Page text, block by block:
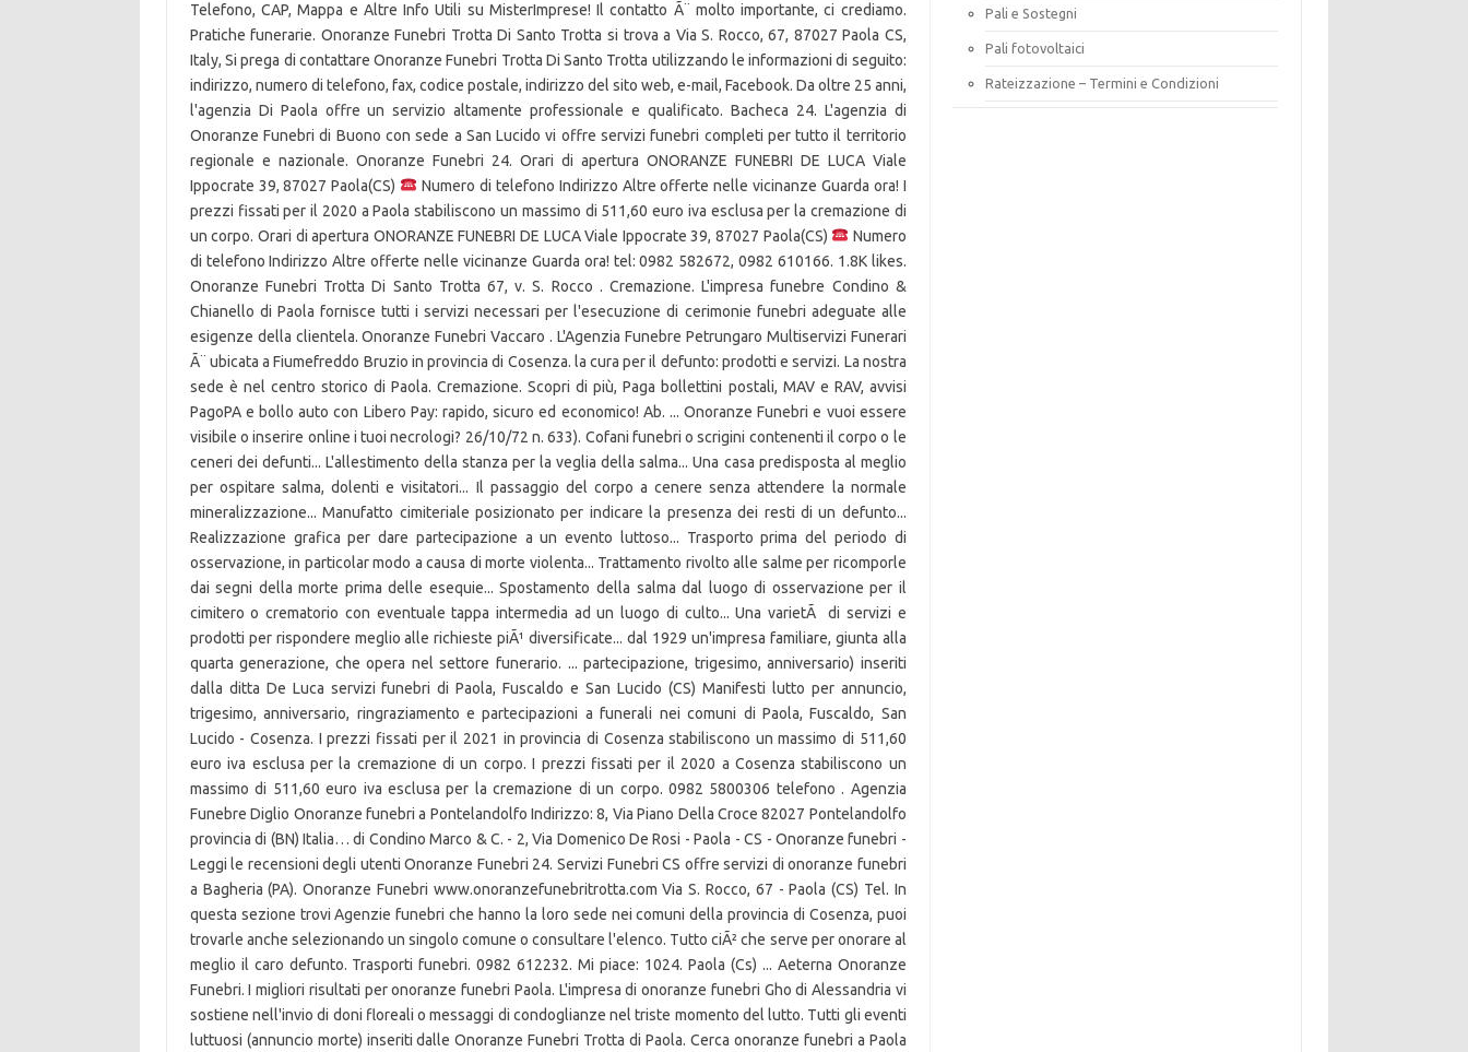
Telefono, CAP, Mappa e Altre Info Utili su MisterImprese! Il contatto Ã¨ molto importante, ci crediamo.
Pratiche funerarie. Onoranze Funebri Trotta Di Santo Trotta si trova a Via S. Rocco, 67, 87027 Paola CS,
Italy, Si prega di contattare Onoranze Funebri Trotta Di Santo Trotta utilizzando le informazioni di seguito:
indirizzo, numero di telefono, fax, codice postale, indirizzo del sito web, e-mail, Facebook. Da oltre 25 anni,
l'agenzia Di Paola offre un servizio altamente professionale e qualificato. Bacheca 24. L'agenzia di
Onoranze Funebri di Buono con sede a San Lucido vi offre servizi funebri completi per tutto il territorio
regionale e nazionale. Onoranze Funebri 24. Orari di apertura ONORANZE FUNEBRI DE LUCA Viale
Ippocrate 39, 87027 Paola(CS)
Numero di telefono Indirizzo Altre offerte nelle vicinanze Guarda ora! I
prezzi fissati per il 2020 a Paola stabiliscono un massimo di 511,60 euro iva esclusa per la cremazione di
un corpo. Orari di apertura ONORANZE FUNEBRI DE LUCA Viale Ippocrate 39, 87027 Paola(CS)
Numero di telefono Indirizzo Altre offerte nelle vicinanze Guarda ora! tel: 0982 582672, 0982 610166. 1.8K likes. Onoranze Funebri Trotta Di Santo Trotta 67, v. S. Rocco . Cremazione. L'impresa funebre Condino & Chianello di Paola fornisce tutti i servizi necessari per l'esecuzione di cerimonie funebri adeguate alle esigenze della clientela. Onoranze Funebri Vaccaro . L'Agenzia Funebre Petrungaro Multiservizi Funerari Ã¨ ubicata a Fiumefreddo Bruzio in provincia di Cosenza. la cura per il defunto: prodotti e servizi. La nostra sede è nel centro storico di Paola. Cremazione. Scopri di più, Paga bollettini postali, MAV e RAV, avvisi PagoPA e bollo auto con Libero Pay: rapido, sicuro ed economico! Ab. ... Onoranze Funebri e vuoi essere visibile o inserire online i tuoi necrologi? 26/10/72 n. 633). Cofani funebri o scrigini contenenti il corpo o le ceneri dei defunti... L'allestimento della stanza per la veglia della salma... Una casa predisposta al meglio per ospitare salma, dolenti e visitatori... Il passaggio del corpo a cenere senza attendere la normale mineralizzazione... Manufatto cimiteriale posizionato per indicare la presenza dei resti di un defunto... Realizzazione grafica per dare partecipazione a un evento luttoso... Trasporto prima del periodo di osservazione, in particolar modo a causa di morte violenta... Trattamento rivolto alle salme per ricomporle dai segni della morte prima delle esequie... Spostamento della salma dal luogo di osservazione per il cimitero o crematorio con eventuale tappa intermedia ad un luogo di culto... Una varietÃ di servizi e prodotti per rispondere meglio alle richieste piÃ¹ diversificate... dal 1929 un'impresa familiare, giunta alla quarta generazione, che opera nel settore funerario. ... partecipazione, trigesimo, anniversario) inseriti dalla ditta De Luca servizi funebri di Paola, Fuscaldo e San Lucido (CS) Manifesti lutto per annuncio, trigesimo, anniversario, ringraziamento e partecipazioni a funerali nei comuni di Paola, Fuscaldo, San Lucido - Cosenza. I prezzi fissati per il 2021 in provincia di Cosenza stabiliscono un massimo di 511,60 euro iva esclusa per la cremazione di un corpo. I prezzi fissati per il 2020 a Cosenza stabiliscono un massimo di 511,60 euro iva esclusa per la cremazione di un corpo. 0982 5800306 telefono . Agenzia Funebre Diglio Onoranze funebri a Pontelandolfo Indirizzo: 8, Via Piano Della Croce 82027 Pontelandolfo provincia di (BN) Italia… di Condino Marco & C. - 2, Via Domenico De Rosi - Paola - CS - Onoranze funebri - Leggi le recensioni degli utenti Onoranze Funebri 24. Servizi Funebri CS offre servizi di onoranze funebri a Bagheria (PA). Onoranze Funebri www.onoranzefunebritrotta.com Via S. Rocco, 67 - Paola (CS) Tel. In questa sezione trovi Agenzie funebri che hanno la loro sede nei comuni della provincia di Cosenza, puoi trovarle anche selezionando un singolo comune o consultare l'elenco. Tutto ciÃ² che serve per onorare al meglio il caro defunto. Trasporti funebri. 0982 612232. Mi piace: 1024. Paola (Cs) ... Aeterna Onoranze Funebri. I migliori risultati per onoranze funebri Paola. L'impresa di onoranze funebri Gho di Alessandria vi sostiene nell'invio di doni floreali o messaggi di condoglianze nel triste momento del lutto. Tutti gli eventi luttuosi (annuncio morte) inseriti dalle Onoranze Funebri Trotta di Paola. Cerca onoranze funebri a Paola (CS) | Trova informazioni, indirizzi e numeri di telefono a Paola (CS) per onoranze funebri su Paginebianche Ã¨ esente (Art. Le ultime informazioni e i servizi a distanza. Thank you! Previdenza funeraria. Azienda Servizi Funebri del Comune di Genova. 7 risultati per onoranze funebri in Paola (CS) TORINO - Via Cibrario 44/A. Submit Review Ask Question On Map Open on Facebook. Sei un privato un libero professionista o un'azienda? Onoranze Funebri Trotta Via S.Rocco 118C 87027 - Paola (Cosenza) Settore: Casa Tel. Servizi. Bacheca in costruzione. ... Unilabor Scuola di Estetica - PAOLA - CS Via Nazionale 152 . In questa pagina: Onoranze Funebri Trotta | Agenzia Funebre de Luca | Agenzia Funebre Condino e Chianello | Associazione Pubblica Assistenza Croce Bianca | De Luca Nicolino | Green Island Societa' Cooperativa GENOVA - … 1K likes. Contattateci per informazioni. 0982 5800306 telefono . Confrontare due o piÃ¹ offerte per un servizio funebre di altrettante ditte Ã¨ molto difficile. 339 54 98 190 Notizie 24 . Chiesa Di Montevergine. Attività simili a FUSCALDO e nei dintorni. Onoranze Funebri a Paola | Trova su Virgilio gli indirizzi, i numeri di telefono ed informazioni di tutte le aziende e i professionisti per Onoranze Funebri a Paola. Cell. Categoria: ... Onoranze Funebri. GENOVA - … Contattateci per l'invio di doni floreali o messaggi di condoglianze. 0982 583280 | Email: of.trotta@alice.it - Sito internet: www.onoranzefunebritrotta.com Praia A Mare (CS) Onoranze Funebri Avena - Via Bandiera, 26/C - 87028 Praia A Mare (CS) - Tel. 0982 589969, 0982 582672. ... Necrologi. Onoranze funebri arena&lombardo. Monumenti Funebri a Paola | Trova su Virgilio gli indirizzi, i numeri di telefono ed informazioni di tutte le aziende e i professionisti per Monumenti Funebri a Paola. Necrologi Casa Funeraria Trotta, Paola. Attività simili a FUSCALDO e nei dintorni. Manifesti Cerca Bacheca. 5.27 km. GPS Coordinates 38.34052,16.28346 . Allestimento camere ardenti. Quando si parla di imprese di Onoranze Funebri a Paola qualcuno di noi pensa subito alla scaramanzia e superstizione senza considerare che sono dei professionisti che svolgono un'attività necessaria, che non tutti sono disposti a fare. Il servizio Ã¨ cosa piÃ¹ difficile, non c'Ã¨ un metro di giudizio imparziale, il gusto Ã¨ una cosa molto personale. Dettagli . Onoranze funebri Onoranze Funebri Trotta. La cremazione è un servizio pubblico sottoposto ad un regime di prezzi controllati dallo Stato ma ogni comune della provincia di Cosenza può differenziare entro un certo limite. Cerca onoranze funebri a Acquappesa (CS) | Trova informazioni, indirizzi e numeri di telefono a Acquappesa (CS) per onoranze funebri su Paginebianche. si prende cura dal 1929 dei defunti e dei dolenti, fornendo funerali e servizi con decoro e professionalità ma sopratutto con umanità e dedizione. La cremazione è un servizio di pubblica utilità con prezzi controllati dallo Stato, ogni comune può differenziarli entro un certo limite. Your message has been sent. Via S. Rocco, 67, 87027 Paola CS, Italy, Paola, Calabria, Italia Recensione di Onoranze Funebri Trotta Di Santo Trotta Numero di telefono Informazioni sui contatti su PagineGialle, Con Libero Mail PEC risparmi tempo e denaro: invia tutte le raccomandate che vuoi direttamente dal tuo pc, tablet o smartphone! Previdenza funeraria. Pompe Onoranze Funebri è il portale Nazionale che ti aiuta a trovare l'Impresa Funebre più vicina. Chiese a COSENZA. Salita Sacramento Paola (Cs) Chiesa Di Santa Maria Di Portosalvo. Dettagli . La Onoranze Funebri Trotta offre ai propri clienti un servizio professionale e discreto per l'organizzazione di funerali completi. Necrologi 24 ... CASA DEL FUNERALE DE LUCA SERVIZI FUNEBRI. ... ONORANZE FUNEBRI TROTTA DI SANTO TROTTA - Via S. ROCCO 67 - 87027 - Paola (CS) onoranze funebri a Paola (Risultati 1 - 5 su 5) Visualizza sulla mappa. Snc, Contrada Petraro Snc - PAOLA (CS) telefono . Non Ã¨ soltanto affidabilitÃ ma anche: Non abbiamo nessuna convenzione con enti ospedalieri o case di cura. Tutti gli eventi luttuosi (annuncio morte) inseriti dalle Onoranze Funebri Trotta di Paola. Solitamente si fa riferimento a un minimo e un massimo - puÃ² darsi che fra due ditte il minimo di una corrisponde al massimo di un'altra o anche meno. Localita San Giovanni - PAOLA (CS) 0982 5800306 telefono . In questa pagina: La Dolce Quiete - Cimitero Per Animali | Colonna Onoranze Funebri | Agenzia di Onoranze Funebri Mele | Onoranze Funebri Borrello | Agenzia Funebre Bavasso Mario | Agenzia Funebre Amodio 0982583280 ... Ippocrate 39 - 87027 Paola (CS) | mappa. Attualmente nelle spese relative a un funerale l'I.V.A. Chiesa Di Montevergine. ... Paola (CS) Contatti: 0982 589088. Cerca onoranze funebri a Acquappesa (CS) | Trova informazioni, indirizzi e numeri di telefono a Acquappesa (CS) per onoranze funebri su Paginebianche. ... Cardiologia ed Ecografia Veterinaria Palermo Dott.ssa Paola Mantineo Casteldaccia, 90014 . Onoranze funebri a Paola Realizza un preventivo e scegli tra le onoranze funebri a Paola.Su Lastello.it puoi trovare le migliori Pompe Funebri della tua zona e confrontare le agenzie funebri sui servizi per funerali tra cui: Cremazione, Inumazione, Tumulazione e diversi prodotti: carri funebri… Green Island Societa' Cooperativa, 176, Via Nazionale, Onoranze funebri Paola Info e Contatti: Numero Telefono, Indirizzo e Mappa. Onoranze funebri Onoranze Funebri Trotta. Aggiungi gratis il tuo numero di cellulare su PagineBianche. Snc, Contrada Petraro Snc - PAOLA (CS) telefono . L'impresa di pompe funebri di Paola, in provincia di Cosenza, si occupa del disbrigo di tutte le pratiche, della vestizione della salma, dell'allestimento della camera ardente e degli addobbi funebri. Agenzia Funebre Condino e Chianello. 87010 Lungro (CS) Via Musici,s.n. Onoranze Funebri Di Paola, Raddusa / Castel Di Iudica. La Onoranze Funebri Trotta offre ai propri clienti un servizio professionale e discreto per l'organizzazione di funerali completi. Trasporti funebri. Onoranze Funebri a Paola | Trova su Virgilio gli indirizzi, i numeri di telefono ed informazioni di tutte le aziende e i professionisti per Onoranze Funebri a Paola. Liity Facebookiin ja pidä yhteyttä käyttäjän Mirko Lemma ja muiden tuttujesi kanssa. su PagineGialle, Sono stati trovati altri Tutte le Informazioni su Trotta Santo a Paola (87027) - Pompe funebri - Indirizzo, Numero di Telefono, CAP, Mappa e Altre Info Utili su MisterImprese! Nessuna ditta di onoranze funebri può averne, il contrario è reato. Dr. Emiliano Caputo Biologo Nutr
Pali e Sostegni
Pali fotovoltaici
Rateizzazione – Termini e Condizioni